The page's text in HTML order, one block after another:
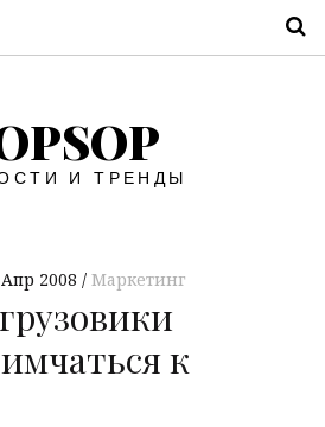
И ТРЕНДЫ
2008 Маркетинг
к